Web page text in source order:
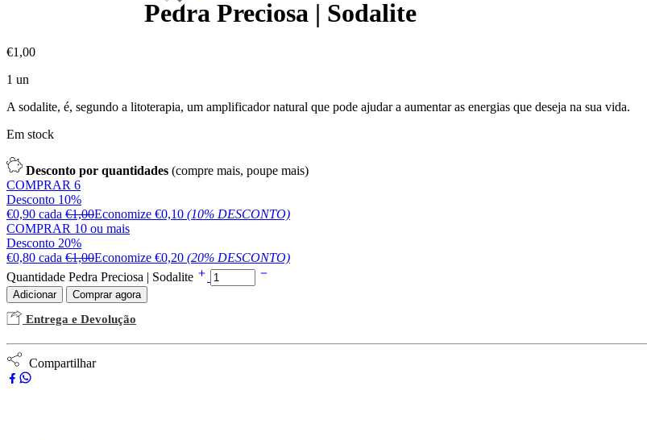
Pedra Preciosa | Sodalite
€1,00
1 un
A sodalite, é, segundo a litoterapia, um amplificador natural que pode ajudar a aumentar as energias que deseja na sua vida.
Em stock
Desconto por quantidades (compre mais, poupe mais)
COMPRAR 6
Desconto 10%
€0,90 cada €1,00Economize €0,10 (10% DESCONTO)
COMPRAR 10 ou mais
Desconto 20%
€0,80 cada €1,00Economize €0,20 (20% DESCONTO)
Quantidade Pedra Preciosa | Sodalite
Adicionar Comprar agora
Entrega e Devolução
Compartilhar